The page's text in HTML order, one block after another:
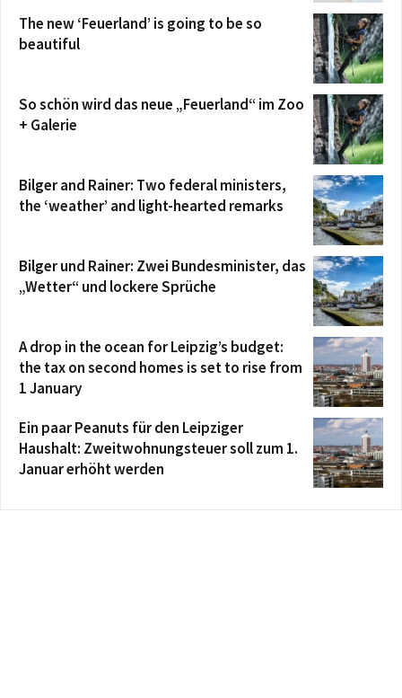
The new ‘Feuerland’ is going to be so
beautiful
So schön wird das neue „Feuerland“ im Zoo
+ Galerie
Bilger and Rainer: Two federal ministers,
the ‘weather’ and light-hearted remarks
Bilger und Rainer: Zwei Bundesminister, das
„Wetter“ und lockere Sprüche
A drop in the ocean for Leipzig’s budget:
the tax on second homes is set to rise from
1 January
Ein paar Peanuts für den Leipziger
Haushalt: Zweitwohnungsteuer soll zum 1.
Januar erhöht werden